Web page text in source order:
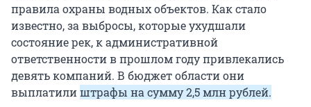
правила охраны водных объектов. Как стало
известно, за выбросы, которые ухудшали
состояние рек, к административной
ответственности в прошлом году привлекались
девять компаний. В бюджет области они
выплатилиштрафы на сумму 2,5 млн рублей.